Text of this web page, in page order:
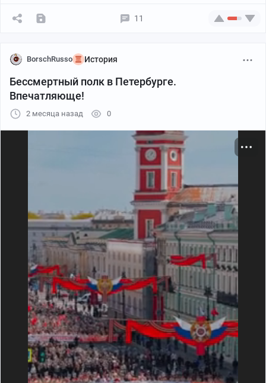
11
BorschRusso История
Бессмертный полк в Петербурге.
Впечатляюще!
2 месяца назад 0